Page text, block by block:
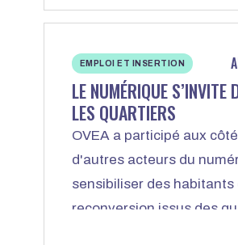
EMPLOI ET INSERTION
LE NUMÉRIQUE S’INVITE
LES QUARTIERS
OVEA a participé aux
d'autres acteurs du
sensibiliser des habitants
reconversion issus des